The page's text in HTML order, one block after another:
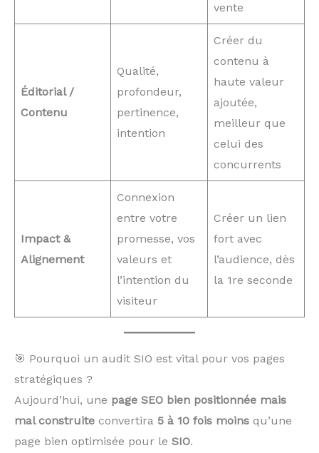
vente
Éditorial /
Contenu
Qualité,
profondeur,
pertinence,
intention
Créer du
contenu à
haute valeur
ajoutée,
meilleur que
celui des
concurrents
Impact &
Alignement
Connexion
entre votre
promesse, vos
valeurs et
l’intention du
visiteur
Créer un lien
fort avec
l’audience, dès
la 1re seconde
🎯 Pourquoi un audit SIO est vital pour vos pages
stratégiques ?
Aujourd’hui, une page SEO bien positionnée mais
mal construite convertira 5 à 10 fois moins qu’une
page bien optimisée pour le SIO.